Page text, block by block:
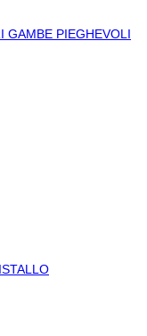
GAMBE PIEGHEVOLI